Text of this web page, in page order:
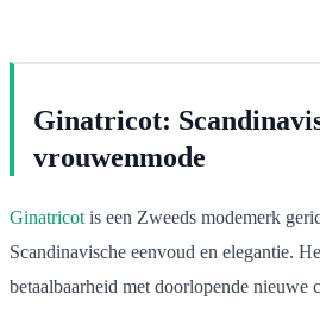
Ginatricot:
vrouwenmode
Ginatricot is een Zweeds modemerk
Scandinavische eenvoud en elegantie.
betaalbaarheid met doorlopende nieuwe